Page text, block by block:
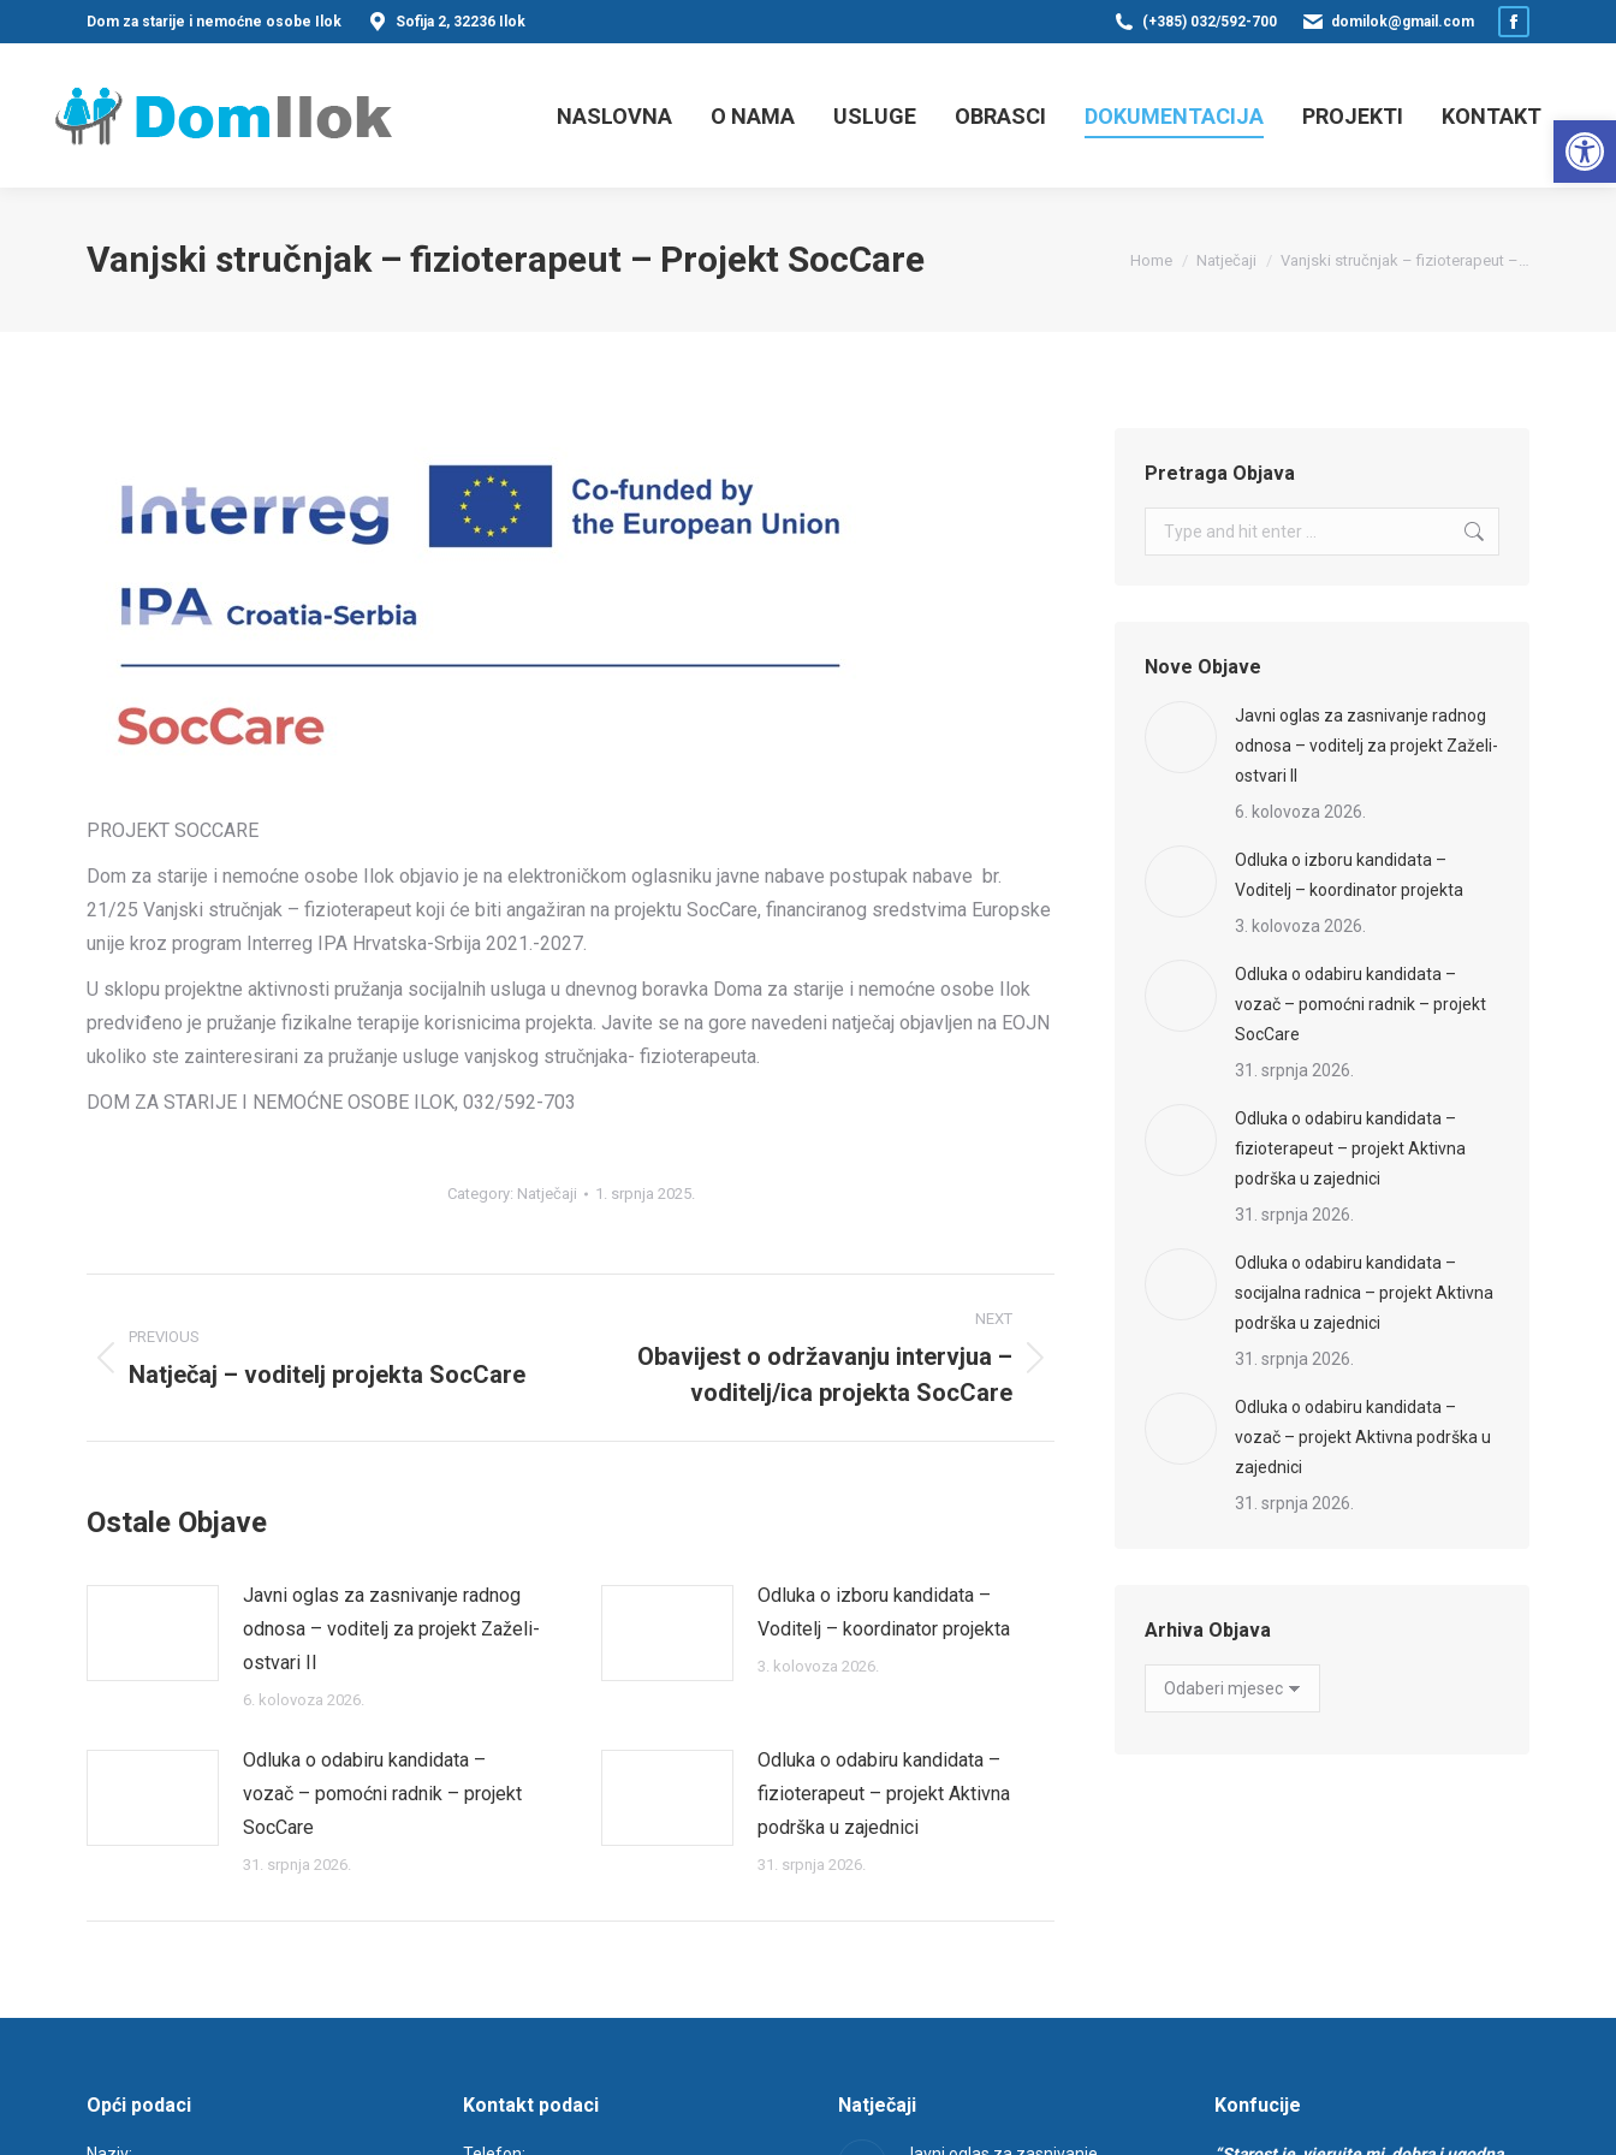
Dom za starije i nemoćne osobe Ilok Sofija 2, 32236 Ilok (+385) 032/592-700 domilok@gmail.com
Facebook
in
NASLOVNA O NAMA USLUGE OBRASCI DOKUMENTACIJA PROJEKTI KONTAKT
Vanjski stručnjak – fizioterapeut – Projekt SocCare You are here:
Home Natječaji Vanjski stručnjak – fizioterapeut –…
PROJEKT SOCCARE
Dom za starije i nemoćne osobe Ilok objavio je na elektroničkom oglasniku javne nabave postupak nabave br.
21/25 Vanjski stručnjak – fizioterapeut koji će biti angažiran na projektu SocCare, financiranog sredstvima Europske
unije kroz program Interreg IPA Hrvatska-Srbija 2021.-2027.
U sklopu projektne aktivnosti pružanja socijalnih usluga u dnevnog boravka Doma za starije i nemoćne osobe Ilok
predviđeno je pružanje fizikalne terapije korisnicima projekta. Javite se na gore navedeni natječaj objavljen na EOJN
ukoliko ste zainteresirani za pružanje usluge vanjskog stručnjaka- fizioterapeuta.
DOM ZA STARIJE I NEMOĆNE OSOBE ILOK, 032/592-703
Category: Natječaji 1. srpnja 2025.
navigation
PREVIOUS
Previous
Natječaj – voditelj projekta SocCare
NEXT
Next
Obavijest o održavanju intervjua –
voditelj/ica projekta SocCare
Ostale Objave
Javni oglas za zasnivanje radnog
odnosa – voditelj za projekt Zaželi-
ostvari II
6. kolovoza 2026.
Odluka o izboru kandidata –
Voditelj – koordinator projekta
3. kolovoza 2026.
Odluka o odabiru kandidata –
vozač – pomoćni radnik – projekt
SocCare
31. srpnja 2026.
Odluka o odabiru kandidata –
fizioterapeut – projekt Aktivna
podrška u zajednici
31. srpnja 2026.
Pretraga Objava
Search:
Nove Objave
Javni oglas za zasnivanje radnog
odnosa – voditelj za projekt Zaželi-
ostvari II
6. kolovoza 2026.
Odluka o izboru kandidata –
Voditelj – koordinator projekta
3. kolovoza 2026.
Odluka o odabiru kandidata –
vozač – pomoćni radnik – projekt
SocCare
31. srpnja 2026.
Odluka o odabiru kandidata –
fizioterapeut – projekt Aktivna
podrška u zajednici
31. srpnja 2026.
Odluka o odabiru kandidata –
socijalna radnica – projekt Aktivna
podrška u zajednici
31. srpnja 2026.
Odluka o odabiru kandidata –
vozač – projekt Aktivna podrška u
zajednici
31. srpnja 2026.
Arhiva Objava
Arhiva
Objava
Opći podaci Kontakt podaci Natječaji Konfucije